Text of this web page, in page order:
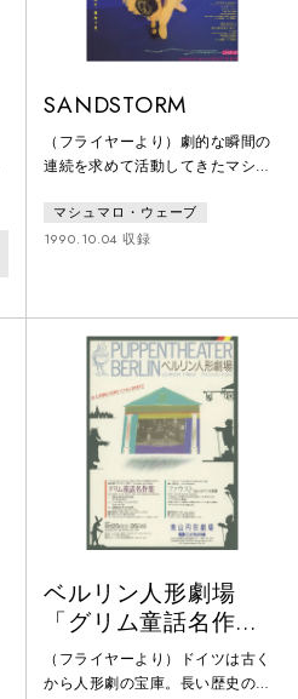
SANDSTORM
（フライヤーより）劇的な瞬間の
連続を求めて活動してきたマシュ
を未知数のキャラクターたちにも
応用。これは砂漠の中の町で起こ
マシュマロ・ウェーブ
1990.10.04 収録
ベルリン人形劇場
「グリム童話名作
集」「ファウスト 昔
のドイツ人形劇」
（フライヤーより）ドイツは古く
から人形劇の宝庫。長い歴史の流